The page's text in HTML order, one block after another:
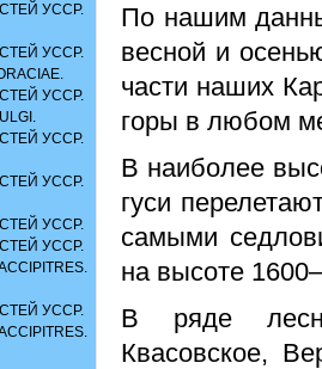
УССР.
УССР.
УССР.
УССР.
УССР.
УССР.
УССР.
УССР.
По нашим
весной и
части наших
горы в любом
В наиболее
гуси
самыми
на высоте
В ряде
Квасовское,